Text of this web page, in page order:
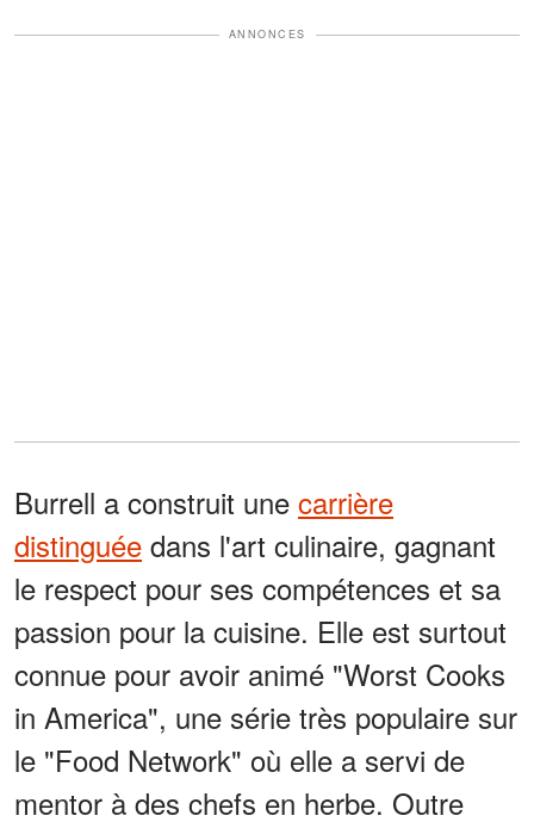
ANNONCES
Burrell a construit une carrière
distinguée dans l'art culinaire, gagnant
le respect pour ses compétences et sa
passion pour la cuisine. Elle est surtout
connue pour avoir animé "Worst Cooks
in America", une série très populaire sur
le "Food Network" où elle a servi de
mentor à des chefs en herbe. Outre